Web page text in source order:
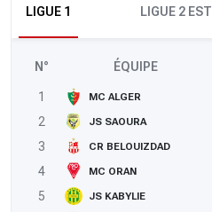
LIGUE 1 LIGUE 2 EST
N° ÉQUIPE
1 MC ALGER
2
JS SAOURA
3
CR BELOUIZDAD
4
MC ORAN
5
JS KABYLIE